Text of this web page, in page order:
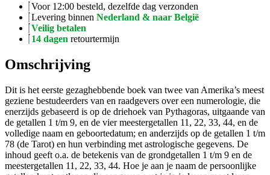
Voor 12:00 besteld, dezelfde dag verzonden
Levering binnen Nederland & naar België
Veilig betalen
14 dagen retourtermijn
Omschrijving
Dit is het eerste gezaghebbende boek van twee van Amerika’s meest
geziene bestudeerders van en raadgevers over een numerologie, die
enerzijds gebaseerd is op de driehoek van Pythagoras, uitgaande van
de getallen 1 t/m 9, en de vier meestergetallen 11, 22, 33, 44, en de
volledige naam en geboortedatum; en anderzijds op de getallen 1 t/m
78 (de Tarot) en hun verbinding met astrologische gegevens. De
inhoud geeft o.a. de betekenis van de grondgetallen 1 t/m 9 en de
meestergetallen 11, 22, 33, 44. Hoe je aan je naam de persoonlijke